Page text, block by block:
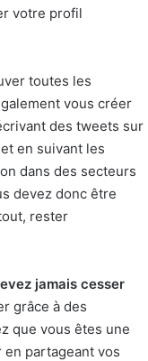
votre profil
toutes les
vous créer
des tweets sur
en suivant les
dans des secteurs
devez donc être
rester
jamais cesser
grâce à des
que vous êtes une
partageant vos